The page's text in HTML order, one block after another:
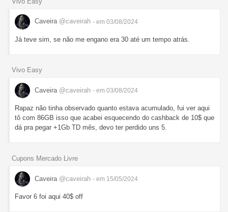
Caveira @caveirah - em 03/08/2024
Já teve sim, se não me engano era 30 até um tempo atrás.
Vivo Easy
Caveira @caveirah - em 03/08/2024
Rapaz não tinha observado quanto estava acumulado, fui ver aqui
tô com 86GB isso que acabei esquecendo do cashback de 10$ que
dá pra pegar +1Gb TD mês, devo ter perdido uns 5.
Cupons Mercado Livre
Caveira @caveirah - em 15/05/2024
Favor 6 foi aqui 40$ off